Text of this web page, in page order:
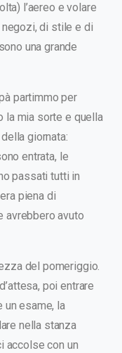
l’aereo e volare
di stile e di
una grande
partimmo per
la mia sorte e quella
giornata:
entrata, le
passati tutti in
piena di
avrebbero avuto
del pomeriggio.
poi entrare
un esame, la
nella stanza
accolse con un